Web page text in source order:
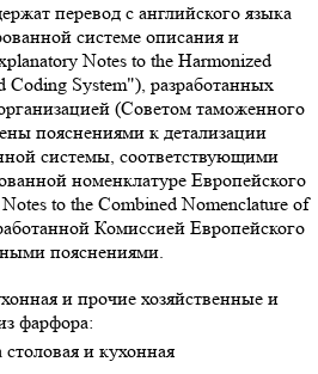
перевод с английского языка
системе описания и
Notes to the Harmonized
Coding System"), разработанных
(Советом таможенного
пояснениями к детализации
системы, соответствующими
номенклатуре Европейского
to the Combined Nomenclature of
Комиссией Европейского
пояснениями.
и прочие хозяйственные и
фарфора:
столовая и кухонная